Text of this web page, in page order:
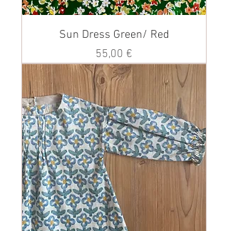
Sun Dress Green/ Red
価格
55,00 €